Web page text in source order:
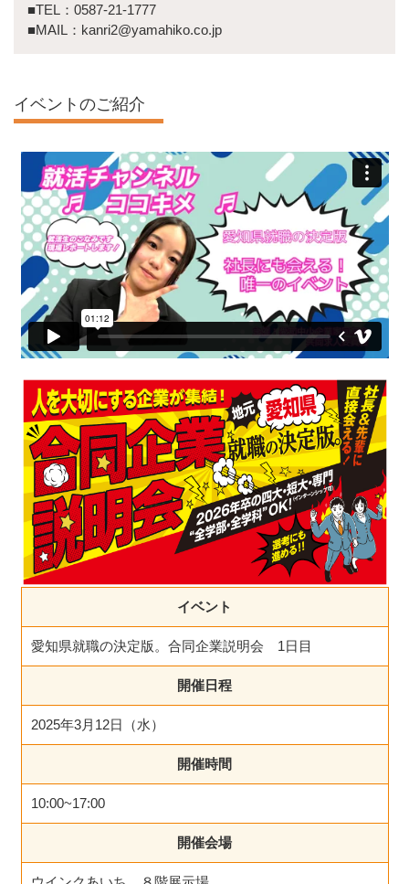
■TEL：0587-21-1777
■MAIL：kanri2@yamahiko.co.jp
イベントのご紹介
イベント
愛知県就職の決定版。合同企業説明会 1日目
開催日程
2025年3月12日（水）
開催時間
10:00~17:00
開催会場